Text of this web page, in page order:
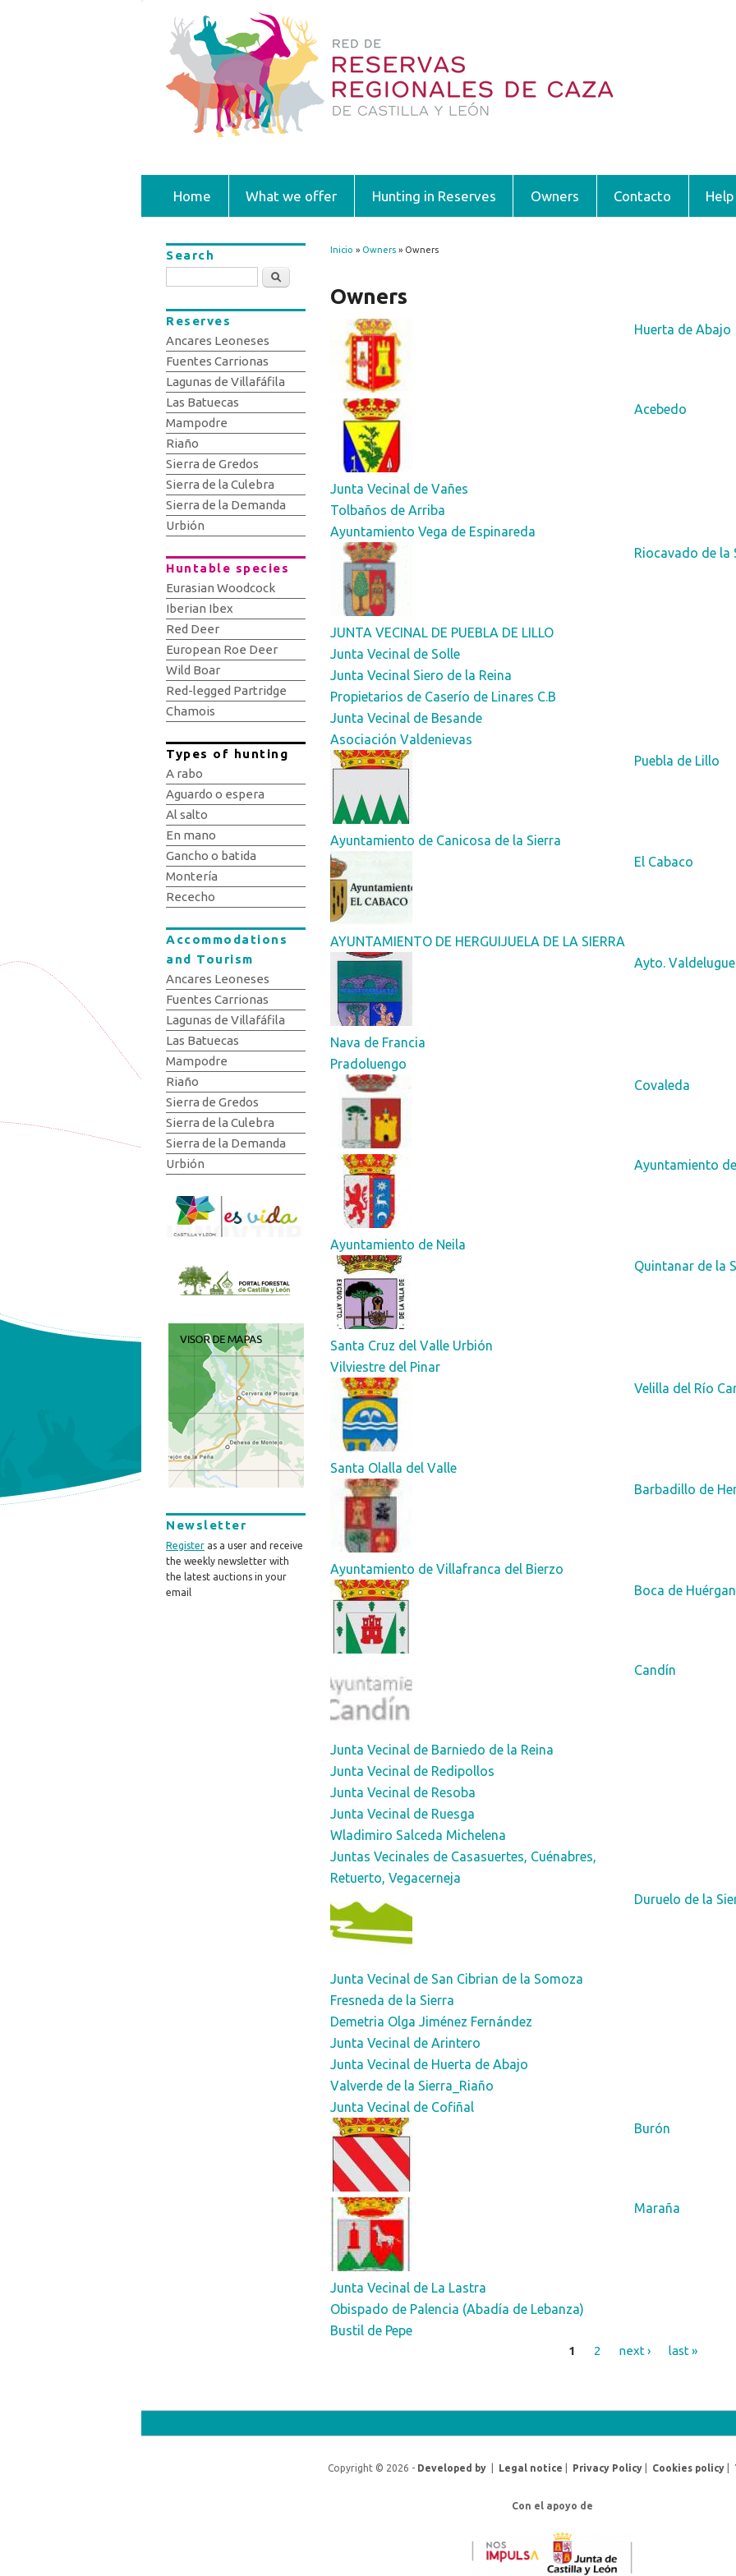
Home What we offer Hunting in Reserves Owners Contacto Help
You are here
Inicio » Owners » Owners
Owners
Huerta de Abajo
Acebedo
Junta Vecinal de Vañes
Tolbaños de Arriba
Ayuntamiento Vega de Espinareda
Riocavado de la
JUNTA VECINAL DE PUEBLA DE LILLO
Junta Vecinal de Solle
Junta Vecinal Siero de la Reina
Propietarios de Caserío de Linares C.B
Junta Vecinal de Besande
Asociación Valdenievas
Puebla de Lillo
Ayuntamiento de Canicosa de la Sierra
El Cabaco
AYUNTAMIENTO DE HERGUIJUELA DE LA SIERRA
Ayto.
Nava de Francia
Pradoluengo
Covaleda
Ayuntamiento
Ayuntamiento de Neila
Quintanar de la
Santa Cruz del Valle Urbión
Vilviestre del Pinar
Velilla del Río
Santa Olalla del Valle
Barbadillo de
Ayuntamiento de Villafranca del Bierzo
Boca de
Candín
Junta Vecinal de Barniedo de la Reina
Junta Vecinal de Redipollos
Junta Vecinal de Resoba
Junta Vecinal de Ruesga
Wladimiro Salceda Michelena
Juntas Vecinales de Casasuertes, Cuénabres,
Retuerto, Vegacerneja
Duruelo de la
Junta Vecinal de San Cibrian de la Somoza
Fresneda de la Sierra
Demetria Olga Jiménez Fernández
Junta Vecinal de Arintero
Junta Vecinal de Huerta de Abajo
Valverde de la Sierra_Riaño
Junta Vecinal de Cofiñal
Burón
Maraña
Junta Vecinal de La Lastra
Obispado de Palencia (Abadía de Lebanza)
Bustil de Pepe
1 2 next › last »
Search
Search
Reserves
Ancares Leoneses
Fuentes Carrionas
Lagunas de Villafáfila
Las Batuecas
Mampodre
Riaño
Sierra de Gredos
Sierra de la Culebra
Sierra de la Demanda
Urbión
Huntable species
Eurasian Woodcock
Iberian Ibex
Red Deer
European Roe Deer
Wild Boar
Red-legged Partridge
Chamois
Types of hunting
A rabo
Aguardo o espera
Al salto
En mano
Gancho o batida
Montería
Rececho
Accommodations
and Tourism
Ancares Leoneses
Fuentes Carrionas
Lagunas de Villafáfila
Las Batuecas
Mampodre
Riaño
Sierra de Gredos
Sierra de la Culebra
Sierra de la Demanda
Urbión
Newsletter
Register as a user and receive
the weekly newsletter with
the latest auctions in your
email
Copyright © 2026 - Developed by Legal notice Privacy Policy Cookies policy
Con el apoyo de